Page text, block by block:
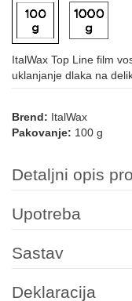
ItalWax Top Line film
uklanjanje dlaka na
Brend: ItalWax
Pakovanje: 100 g
Detaljni opis
Upotreba
Sastav
Deklaracija